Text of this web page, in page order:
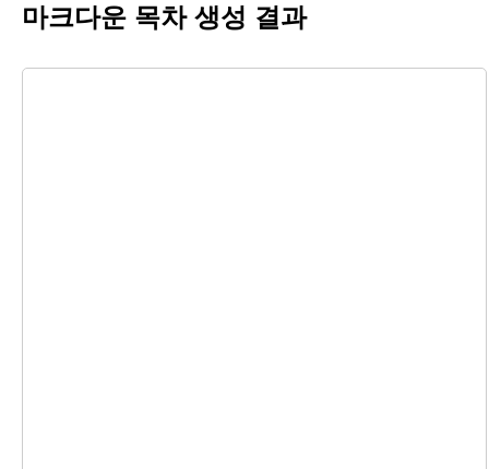
마크다운 목차 생성 결과